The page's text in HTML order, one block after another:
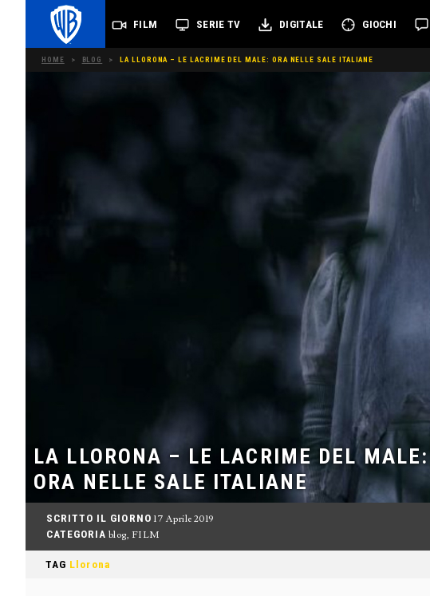
FILM SERIE TV DIGITALE GIOCHI
HOME > BLOG > LA LLORONA – LE LACRIME DEL MALE: ORA NELLE SALE ITALIANE
LA LLORONA – LE LACRIME DEL MALE:
ORA NELLE SALE ITALIANE
SCRITTO IL GIORNO 17 Aprile 2019
CATEGORIA blog, FILM
TAG Llorona